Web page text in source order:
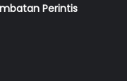
Perintis